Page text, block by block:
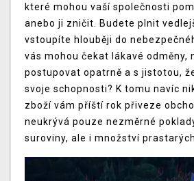
které mohou vaší společnosti
anebo ji zničit. Budete plnit
vstoupíte hlouběji do
vás mohou čekat lákavé odměny,
postupovat opatrně a s jistotou,
svoje schopnosti? K tomu navíc
zboží vám příští rok přiveze
neukrývá pouze nezměrné
suroviny, ale i množství